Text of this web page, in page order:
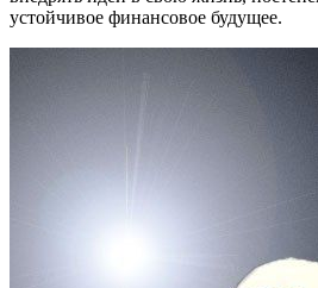
устойчивое финансовое будущее.